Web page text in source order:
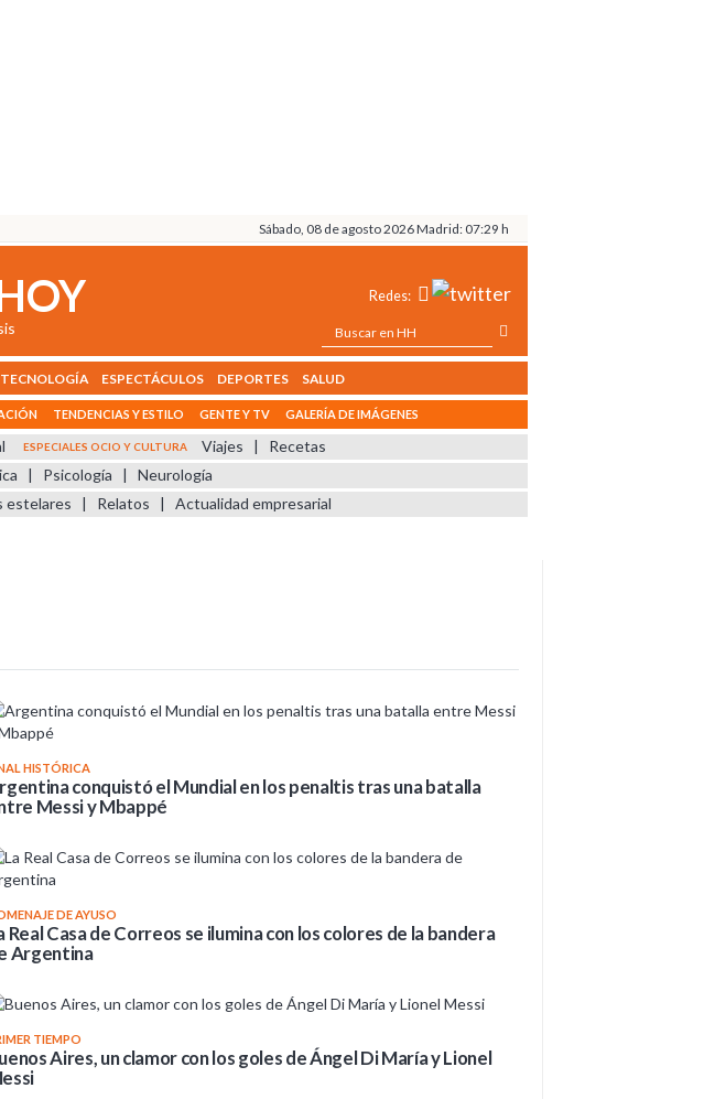
Sábado, 08 de agosto 2026 Madrid: 07:29 h
Redes:
ESPECTÁCULOS DEPORTES SALUD
TENDENCIAS Y ESTILO GENTE Y TV GALERÍA DE IMÁGENES
ESPECIALES OCIO Y CULTURA Viajes | Recetas
| Psicología | Neurología
estelares | Relatos | Actualidad empresarial
HISTÓRICA
conquistó el Mundial en los penaltis tras una batalla
Messi y Mbappé
DE AYUSO
Real Casa de Correos se ilumina con los colores de la bandera
Argentina
TIEMPO
Aires, un clamor con los goles de Ángel Di María y Lionel